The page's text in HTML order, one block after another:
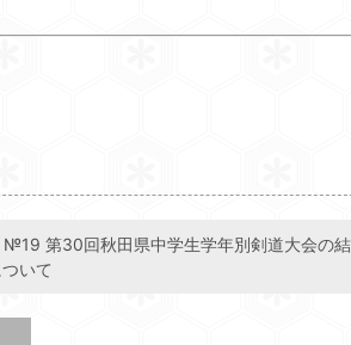
№19 第30回秋田県中学生学年別剣道大会の結
いて